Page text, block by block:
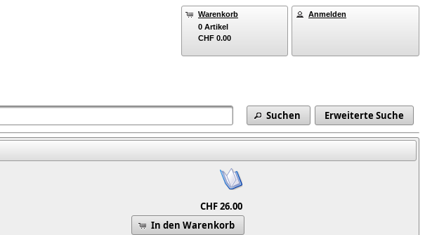
Warenkorb
0 Artikel
CHF 0.00
Anmelden
Suchen Erweiterte Suche
CHF 26.00
In den Warenkorb